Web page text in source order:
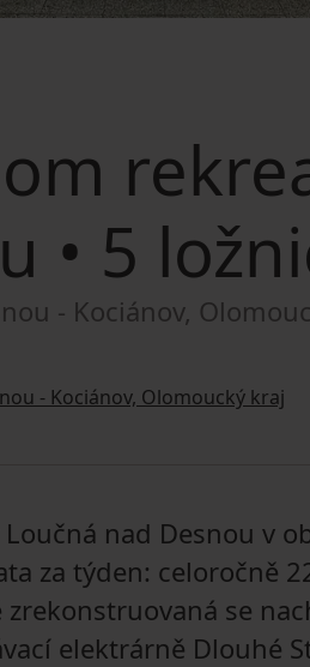
• 5
- Kociánov,
- Kociánov, Olomoucký kraj
nad Desnou v
za týden: celoročně
se
elektrárně Dlouhé